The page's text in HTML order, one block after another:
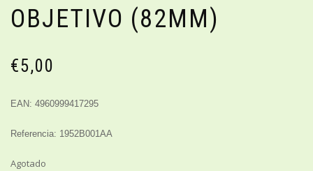
OBJETIVO (82MM)
€5,00
EAN: 4960999417295
Referencia: 1952B001AA
Agotado